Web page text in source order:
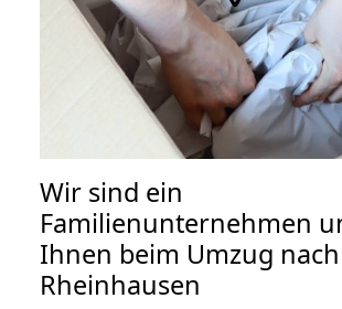
Wir sind ein
Familienunternehmen
Ihnen beim Umzug nach
Rheinhausen